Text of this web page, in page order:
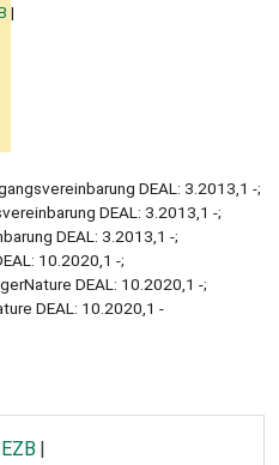
DEAL: 3.2013,1 -;
DEAL: 3.2013,1 -;
DEAL: 3.2013,1 -;
10.2020,1 -;
DEAL: 10.2020,1 -;
DEAL: 10.2020,1 -